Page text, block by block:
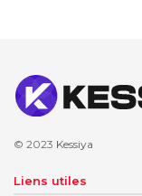
© 2023 Kessiya
Liens utiles